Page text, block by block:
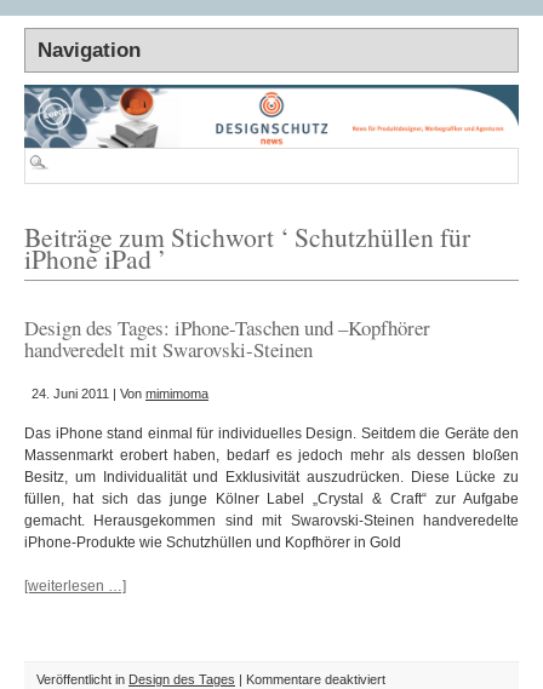
Beiträge zum Stichwort ‘ Schutzhüllen für
iPhone iPad ’
Design des Tages: iPhone-Taschen und –Kopfhörer
handveredelt mit Swarovski-Steinen
24. Juni 2011 | Von mimimoma
Das iPhone stand einmal für individuelles Design. Seitdem die Geräte den
Massenmarkt erobert haben, bedarf es jedoch mehr als dessen bloßen
Besitz, um Individualität und Exklusivität auszudrücken. Diese Lücke zu
füllen, hat sich das junge Kölner Label „Crystal & Craft“ zur Aufgabe
gemacht. Herausgekommen sind mit Swarovski-Steinen handveredelte
iPhone-Produkte wie Schutzhüllen und Kopfhörer in Gold
[weiterlesen …]
Veröffentlicht in Design des Tages | Kommentare deaktiviertfür